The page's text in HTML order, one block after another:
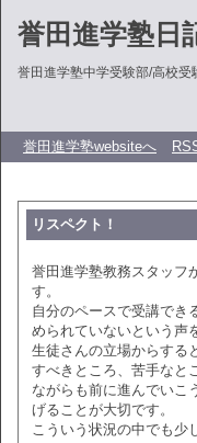
誉田進学塾日
誉田進学塾中学受験部/高校受
誉田進学塾websiteへ
リスペクト！
誉田進学塾教務スタッフ
す。
自分のペースで受講でき
められていないという声
生徒さんの立場からする
すべきところ、苦手なと
ながらも前に進んでいこ
げることが大切です。
こういう状況の中でも少